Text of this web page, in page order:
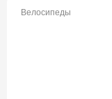
Велосипеды